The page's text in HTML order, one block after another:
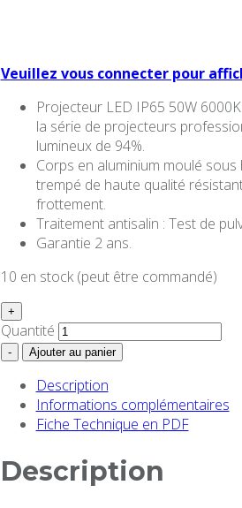
Veuillez vous connecter pour
Projecteur LED IP65 50W
la série de projecteurs
lumineux de 94%.
Corps en aluminium moulé
trempé de haute qualité
frottement.
Traitement antisalin : Test de
Garantie 2 ans.
10 en stock (peut être commandé)
+
Quantité
- Ajouter au panier
Description
Informations complémentaires
Fiche Technique en PDF
Description